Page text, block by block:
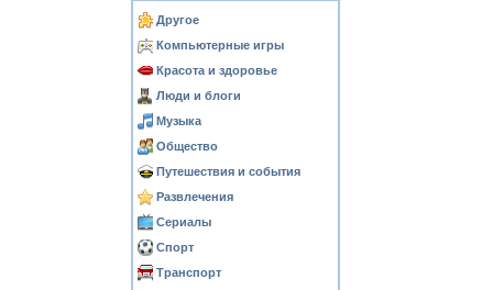
Другое
Компьютерные игры
Красота и здоровье
Люди и блоги
Музыка
Общество
Путешествия и события
Развлечения
Сериалы
Спорт
Транспорт